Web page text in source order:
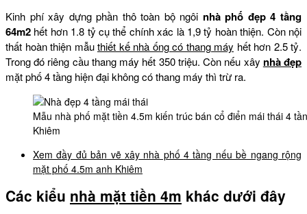
Kinh phí xây dựng phần thô toàn bộ ngôi nhà phố đẹp 4 tầng
64m2 hết hơn 1.8 tỷ cụ thể chính xác là 1,9 tỷ hoàn thiện. Còn nội
thất hoàn thiện mẫuthiết kế nhà ống có thang máy hết hơn 2.5 tỷ.
Trong đó riêng cầu thang máy hết 350 triệu. Còn nếu xây nhà đẹp
mặt phố 4 tầng hiện đại không có thang máy thì trừ ra.
Mẫu nhà phố mặt tiền 4.5m kiến trúc bán cổ điển mái thái 4
Khiêm
Xem đầy đủ bản vẽ xây nhà phố 4 tầng nếu bề ngang rộng
mặt phố 4.5m anh Khiêm
Các kiểu nhà mặt tiền 4m khác dưới đây